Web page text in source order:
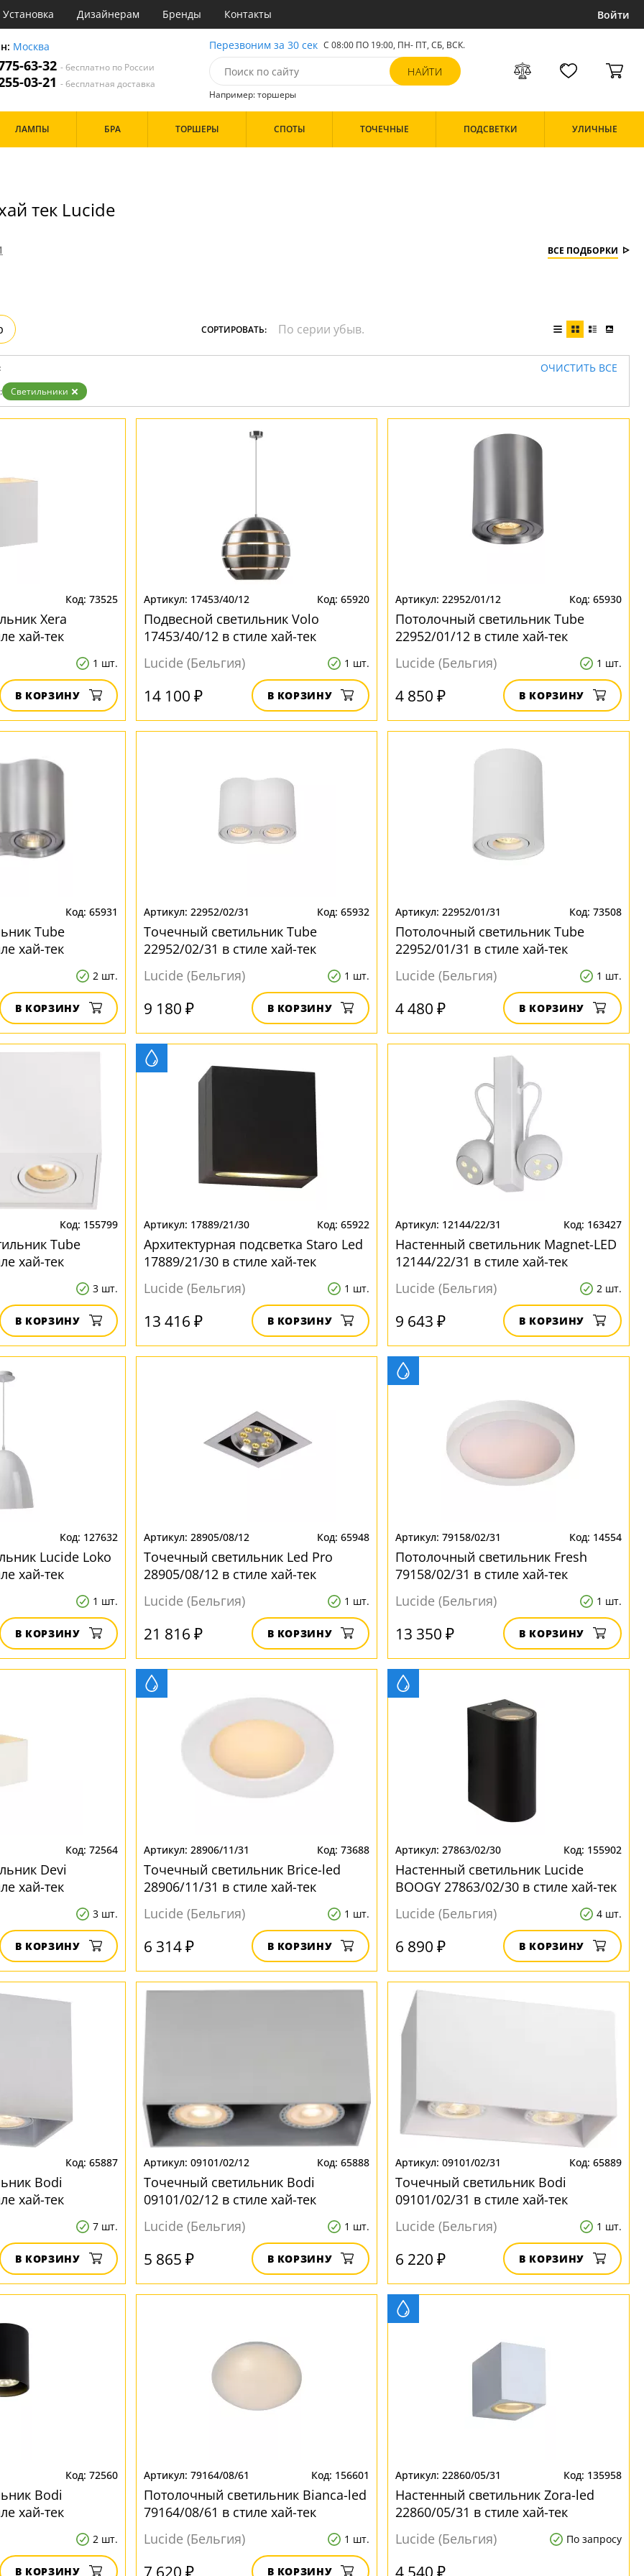
Установка Дизайнерам Бренды Контакты Войти
Москва
63-32- бесплатно по России
03-21- бесплатная доставка
Перезвоним за 30 сек С 08:00 ПО 19:00, ПН- ПТ, СБ, ВСК.
Например: торшеры
Дизайн/Форма
ЛАМПЫ БРА ТОРШЕРЫ СПОТЫ ТОЧЕЧНЫЕ ПОДСВЕТКИ УЛИЧНЫЕ
тек Lucide
ВСЕ ПОДБОРКИ
СОРТИРОВАТЬ:
ОЧИСТИТЬ ВСЕ
Светильники
73525
Xera
хай-тек
1 шт.
В КОРЗИНУ
17453/40/12 65920
Подвесной светильник Volo
17453/40/12 в стиле хай-тек
Lucide (Бельгия)
1 шт.
14 100 ₽ В КОРЗИНУ
22952/01/12 65930
Потолочный светильник Tube
22952/01/12 в стиле хай-тек
Lucide (Бельгия)
1 шт.
4 850 ₽ В КОРЗИНУ
65931
Tube
хай-тек
2 шт.
В КОРЗИНУ
22952/02/31 65932
Точечный светильник Tube
22952/02/31 в стиле хай-тек
Lucide (Бельгия)
1 шт.
9 180 ₽ В КОРЗИНУ
22952/01/31 73508
Потолочный светильник Tube
22952/01/31 в стиле хай-тек
Lucide (Бельгия)
1 шт.
4 480 ₽ В КОРЗИНУ
155799
Tube
хай-тек
3 шт.
В КОРЗИНУ
17889/21/30 65922
Архитектурная подсветка Staro Led
17889/21/30 в стиле хай-тек
Lucide (Бельгия)
1 шт.
13 416 ₽ В КОРЗИНУ
12144/22/31 163427
Настенный светильник Magnet-LED
12144/22/31 в стиле хай-тек
Lucide (Бельгия)
2 шт.
9 643 ₽ В КОРЗИНУ
127632
Lucide Loko
хай-тек
1 шт.
В КОРЗИНУ
28905/08/12 65948
Точечный светильник Led Pro
28905/08/12 в стиле хай-тек
Lucide (Бельгия)
1 шт.
21 816 ₽ В КОРЗИНУ
79158/02/31 14554
Потолочный светильник Fresh
79158/02/31 в стиле хай-тек
Lucide (Бельгия)
1 шт.
13 350 ₽ В КОРЗИНУ
72564
Devi
хай-тек
3 шт.
В КОРЗИНУ
28906/11/31 73688
Точечный светильник Brice-led
28906/11/31 в стиле хай-тек
Lucide (Бельгия)
1 шт.
6 314 ₽ В КОРЗИНУ
27863/02/30 155902
Настенный светильник Lucide
BOOGY 27863/02/30 в стиле хай-тек
Lucide (Бельгия)
4 шт.
6 890 ₽ В КОРЗИНУ
65887
Bodi
хай-тек
7 шт.
В КОРЗИНУ
09101/02/12 65888
Точечный светильник Bodi
09101/02/12 в стиле хай-тек
Lucide (Бельгия)
1 шт.
5 865 ₽ В КОРЗИНУ
09101/02/31 65889
Точечный светильник Bodi
09101/02/31 в стиле хай-тек
Lucide (Бельгия)
1 шт.
6 220 ₽ В КОРЗИНУ
72560
Bodi
хай-тек
2 шт.
В КОРЗИНУ
79164/08/61 156601
Потолочный светильник Bianca-led
79164/08/61 в стиле хай-тек
Lucide (Бельгия)
1 шт.
7 620 ₽ В КОРЗИНУ
22860/05/31 135958
Настенный светильник Zora-led
22860/05/31 в стиле хай-тек
Lucide (Бельгия)
По запросу
4 540 ₽